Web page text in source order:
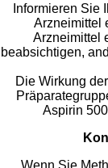
Informieren Sie
Arzneimittel
Arzneimittel
beabsichtigen,
Die Wirkung
Aspirin
Wenn Sie